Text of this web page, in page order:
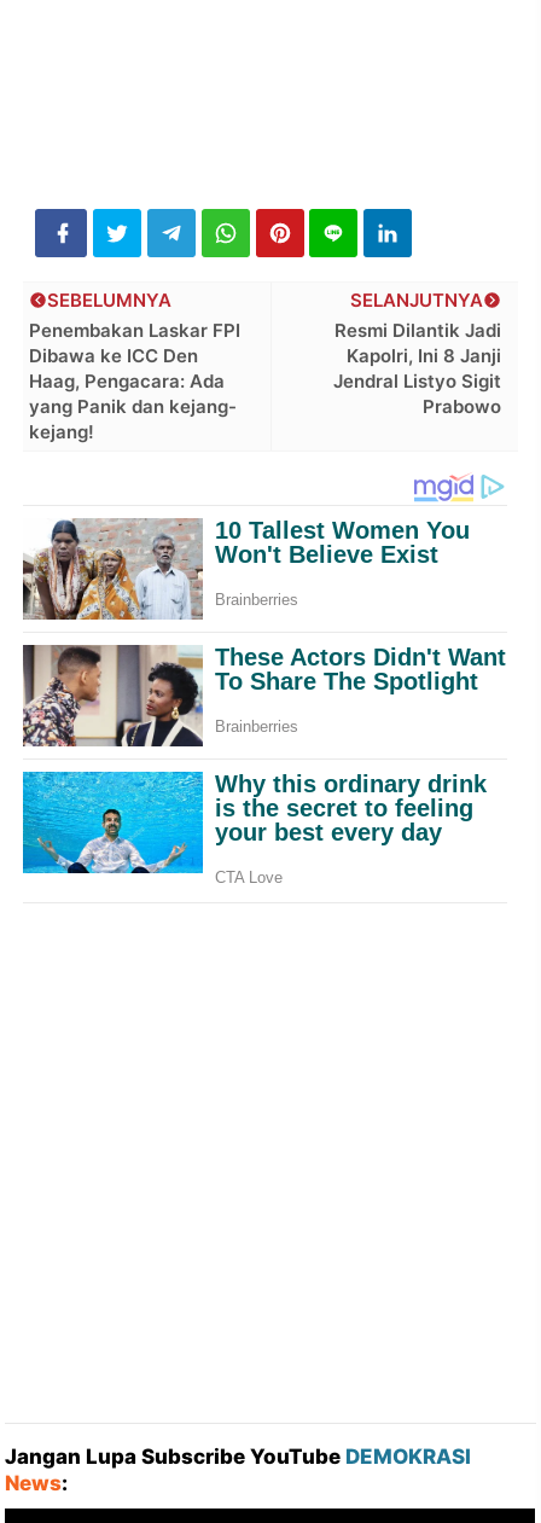
SELANJUTNYA
Resmi Dilantik Jadi
Kapolri, Ini 8 Janji
Jendral Listyo Sigit
Prabowo
SEBELUMNYA
Penembakan Laskar FPI
Dibawa ke ICC Den
Haag, Pengacara: Ada
yang Panik dan kejang-
kejang!
Jangan Lupa Subscribe YouTube DEMOKRASI
News: